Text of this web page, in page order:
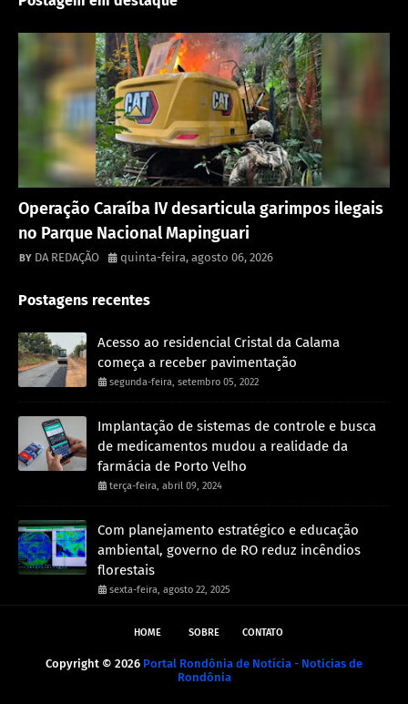
Operação Caraíba IV desarticula garimpos ilegais
no Parque Nacional Mapinguari
DA REDAÇÃO quinta-feira, agosto 06, 2026
Postagens recentes
Acesso ao residencial Cristal da Calama
começa a receber pavimentação
segunda-feira, setembro 05, 2022
Implantação de sistemas de controle e busca
de medicamentos mudou a realidade da
farmácia de Porto Velho
terça-feira, abril 09, 2024
Com planejamento estratégico e educação
ambiental, governo de RO reduz incêndios
florestais
sexta-feira, agosto 22, 2025
HOME SOBRE CONTATO
Copyright © 2026 Portal Rondônia de Notícia - Noticias de
Rondônia